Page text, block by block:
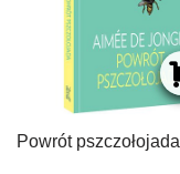
Powrót pszczołojada